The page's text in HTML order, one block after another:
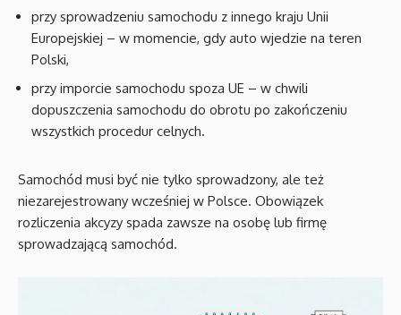
przy sprowadzeniu samochodu z innego kraju Unii
Europejskiej – w momencie, gdy auto wjedzie na teren
Polski,
przy imporcie samochodu spoza UE – w chwili
dopuszczenia samochodu do obrotu po zakończeniu
wszystkich procedur celnych.
Samochód musi być nie tylko sprowadzony, ale też
niezarejestrowany wcześniej w Polsce. Obowiązek
rozliczenia akcyzy spada zawsze na osobę lub firmę
sprowadzającą samochód.